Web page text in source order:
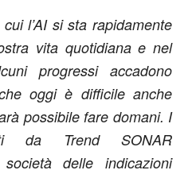
l’AI si sta rapidamente
vita quotidiana e nel
progressi accadono
oggi è difficile anche
possibile fare domani. I
da Trend SONAR
delle indicazioni